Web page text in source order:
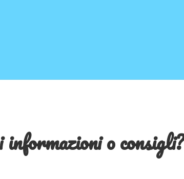
informazioni o consigli?